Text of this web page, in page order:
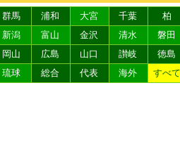
群馬 浦和 大宮 千葉
柏
新潟 富山 金沢 清水
磐田
岡山 広島 山口 讃岐
徳島
琉球 総合 代表 海外 すべて